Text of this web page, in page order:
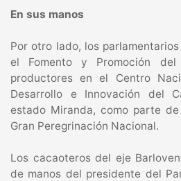
En sus manos
Por otro lado, los
el Fomento y Promoción del
productores en el Centro
Desarrollo e Innovación del
estado Miranda, como parte
Gran Peregrinación Nacional.
Los cacaoteros del eje
de manos del presidente del